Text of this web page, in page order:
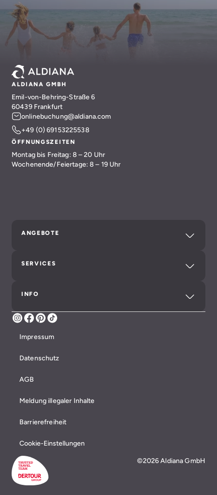
ALDIANA GMBH
Emil-von-Behring-Straße 6
60439 Frankfurt
onlinebuchung@aldiana.com
+49 (0) 69153225538
ÖFFNUNGSZEITEN
Montag bis Freitag: 8 – 20 Uhr
Wochenende/Feiertage: 8 – 19 Uhr
ANGEBOTE
SERVICES
INFO
Instagram
Facebook
Pinterest
Impressum
Datenschutz
AGB
Meldung illegaler Inhalte
Barrierefreiheit
Cookie-Einstellungen
©2026 Aldiana GmbH